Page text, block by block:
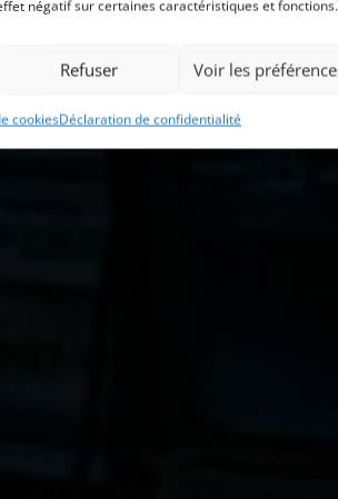
négatif sur certaines caractéristiques et fonctions.
Refuser Voir les
cookiesDéclaration de confidentialité